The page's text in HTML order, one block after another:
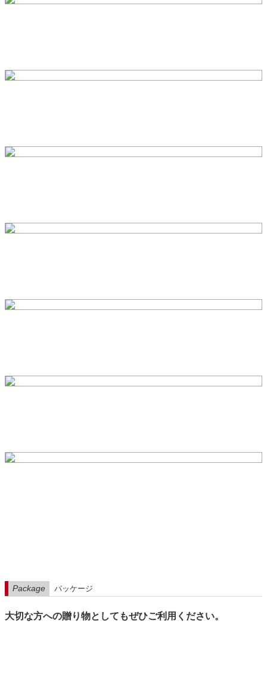
Package パッケージ
大切な方への贈り物としてもぜひご利用ください。